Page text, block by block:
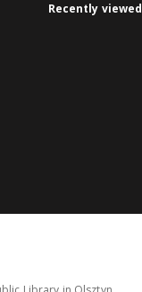
Recently viewed